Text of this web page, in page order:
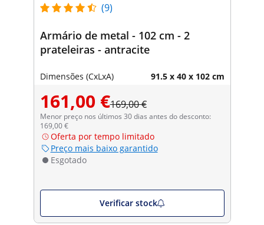
(9)
Armário de metal - 102 cm - 2
prateleiras - antracite
Dimensões (CxLxA) 91.5 x 40 x 102 cm
161,00 €169,00 €
Menor preço nos últimos 30 dias antes do desconto:
169,00 €
Oferta por tempo limitado
Preço mais baixo garantido
Esgotado
Verificar stock